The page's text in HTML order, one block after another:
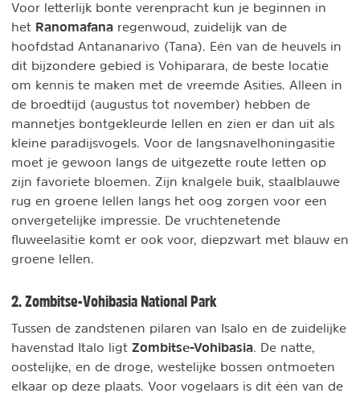
Voor letterlijk bonte verenpracht kun je beginnen in
het Ranomafana regenwoud, zuidelijk van de
hoofdstad Antananarivo (Tana). Eén van de heuvels in
dit bijzondere gebied is Vohiparara, de beste locatie
om kennis te maken met de vreemde Asities. Alleen in
de broedtijd (augustus tot november) hebben de
mannetjes bontgekleurde lellen en zien er dan uit als
kleine paradijsvogels. Voor de langsnavelhoningasitie
moet je gewoon langs de uitgezette route letten op
zijn favoriete bloemen. Zijn knalgele buik, staalblauwe
rug en groene lellen langs het oog zorgen voor een
onvergetelijke impressie. De vruchtenetende
fluweelasitie komt er ook voor, diepzwart met blauw en
groene lellen.
2. Zombitse-Vohibasia National Park
Tussen de zandstenen pilaren van Isalo en de zuidelijke
havenstad Italo ligt Zombitse-Vohibasia . De natte,
oostelijke, en de droge, westelijke bossen ontmoeten
elkaar op deze plaats. Voor vogelaars is dit één van de